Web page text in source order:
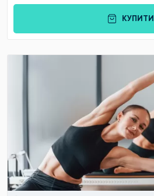
КУПИТИ